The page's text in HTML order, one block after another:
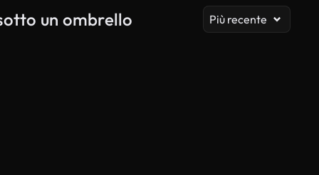
un ombrello Più recente